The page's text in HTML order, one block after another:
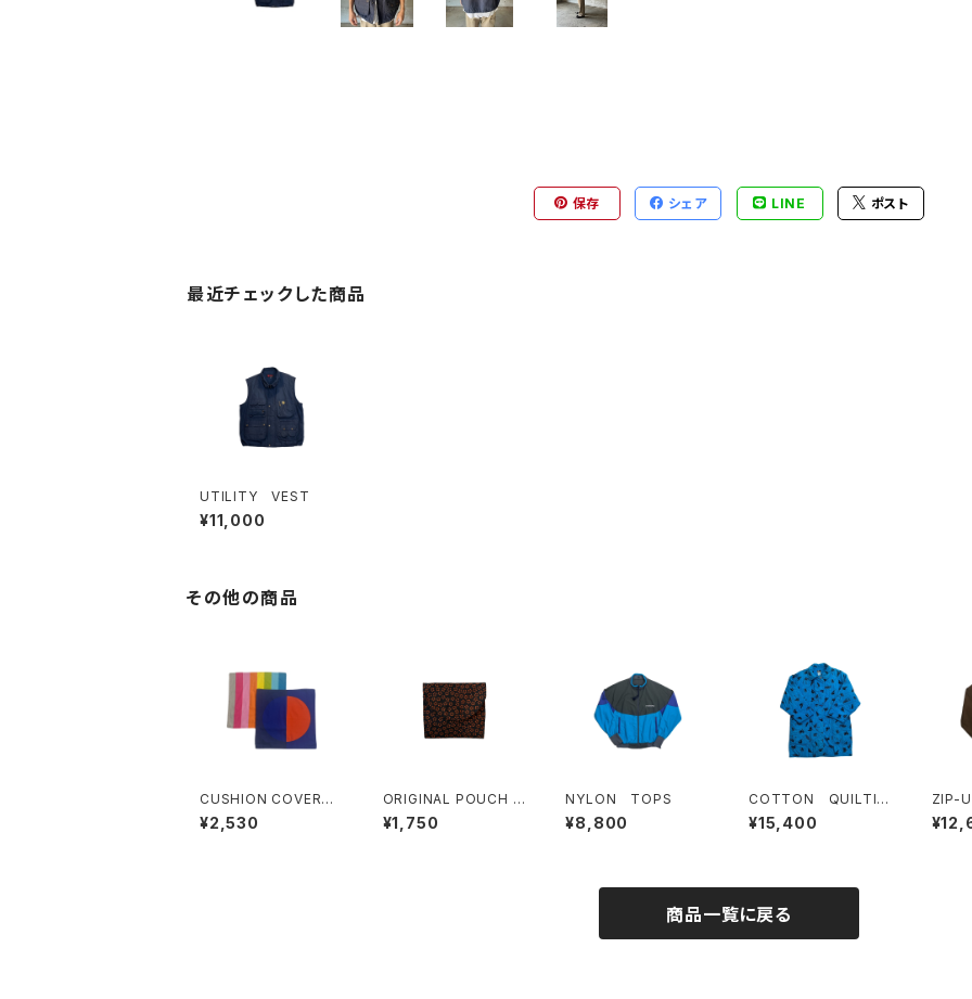
保存 シェア LINE ポスト
最近チェックした商品
UTILITY VEST
¥11,000
その他の商品
CUSHION COVER
BLUE/ORANGE
¥2,530
ORIGINAL POUCH M
ADE FROM FINNISH
FABRIC(DARK FLOW
¥1,750
NYLON TOPS
¥8,800
COTTON QUILTIN
G COAT
¥15,400
ZIP-
商品一覧に戻る